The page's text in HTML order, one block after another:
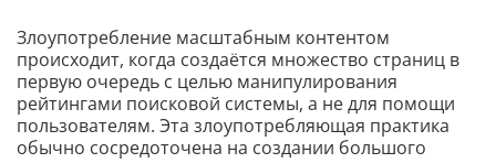
Злоупотребление масштабным контентом
происходит, когда создаётся множество страниц в
первую очередь с целью манипулирования
рейтингами поисковой системы, а не для помощи
пользователям. Эта злоупотребляющая практика
обычно сосредоточена на создании большого